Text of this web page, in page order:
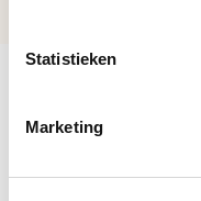
Statistieken
Marketing
Hulp
naar een